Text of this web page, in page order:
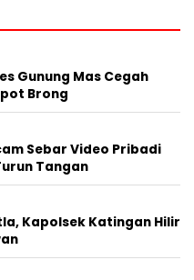
Gunung Mas Cegah
Brong
Sebar Video Pribadi
Tangan
Kapolsek Katingan Hilir